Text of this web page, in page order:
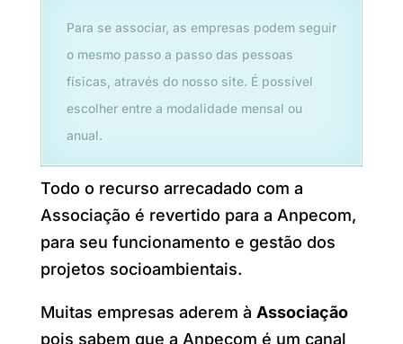
Para se associar, as empresas podem seguir
o mesmo passo a passo das pessoas
físicas, através do nosso site. É possível
escolher entre a modalidade mensal ou
anual.
Todo o recurso arrecadado com a
Associação é revertido para a Anpecom,
para seu funcionamento e gestão dos
projetos socioambientais.
Muitas empresas aderem à Associação
pois sabem que a Anpecom é um canal